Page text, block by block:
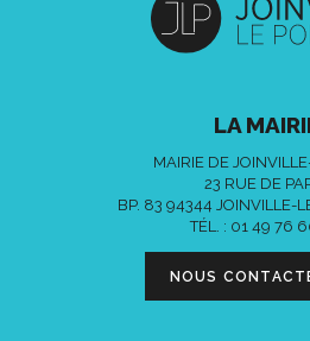
LA
MAIRIE DE
23 RUE DE
BP. 83 94344 JOINVILLE-
TÉL. : 01 49 76
NOUS